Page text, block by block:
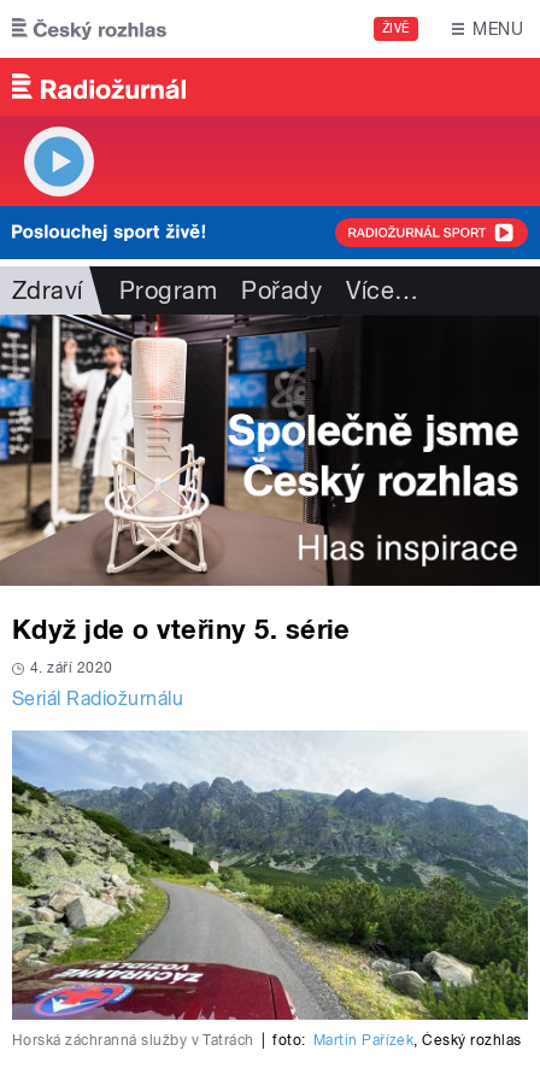
Přejít k hlavnímu obsahu
ŽIVĚ MENU
Zdraví Program Pořady Více…
Když jde o vteřiny 5. série
4. září 2020
Seriál Radiožurnálu
Horská záchranná služby v Tatrách foto: Martin Pařízek,Český rozhlas